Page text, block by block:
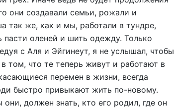
они создавали семьи, рожали и
так же, как и мы, работали в тундре,
пасти оленей и шить одежду. Только
с Аля и Эйгинеут, я не услышал, чтобы
том, что те теперь живут и работают в
перемен в жизни, всегда
быстро привыкают жить по-новому.
должен знать, кто его родил, где он